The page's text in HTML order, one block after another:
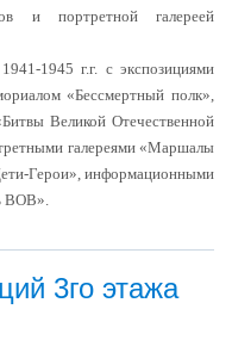
и портретной галереей
1945 г.г. с экспозициями
«Бессмертный полк»,
Великой Отечественной
галереями «Маршалы
Герои», информационными
ВОВ».
3го этажа